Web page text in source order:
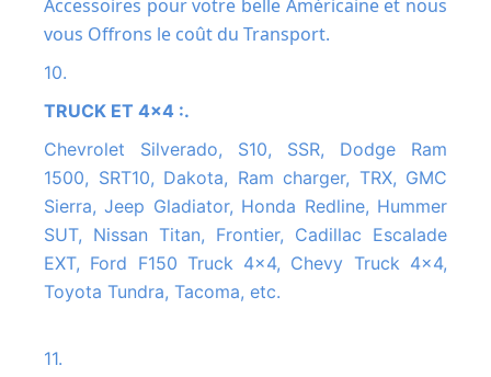
Accessoires pour votre belle Américaine et nous
vous Offrons le coût du Transport.
10.
TRUCK ET 4x4 :.
Chevrolet Silverado, S10, SSR, Dodge Ram
1500, SRT10, Dakota, Ram charger, TRX, GMC
Sierra, Jeep Gladiator, Honda Redline, Hummer
SUT, Nissan Titan, Frontier, Cadillac Escalade
EXT, Ford F150 Truck 4x4, Chevy Truck 4x4,
Toyota Tundra, Tacoma, etc.
11.